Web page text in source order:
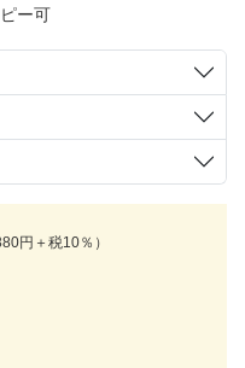
ー可
円＋税10％）